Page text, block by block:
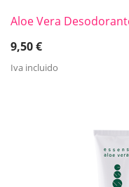
Aloe Vera
9,50€
Iva incluido